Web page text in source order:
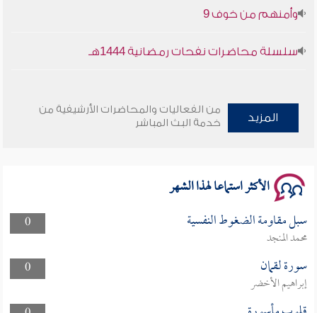
وأمنهم من خوف 9
سلسلة محاضرات نفحات رمضانية 1444هـ
المزيد
من الفعاليات والمحاضرات الأرشيفية من
خدمة البث المباشر
الأكثر استماعا لهذا الشهر
0 سبل مقاومة الضغوط النفسية
محمد المنجد
0
سورة لقمان
إبراهيم الأخضر